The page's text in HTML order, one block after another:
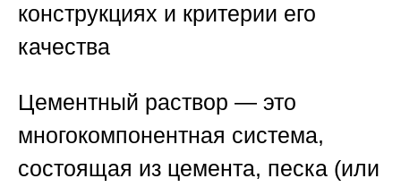
конструкциях и критерии его
качества
Цементный раствор — это
многокомпонентная система,
состоящая из цемента, песка (или